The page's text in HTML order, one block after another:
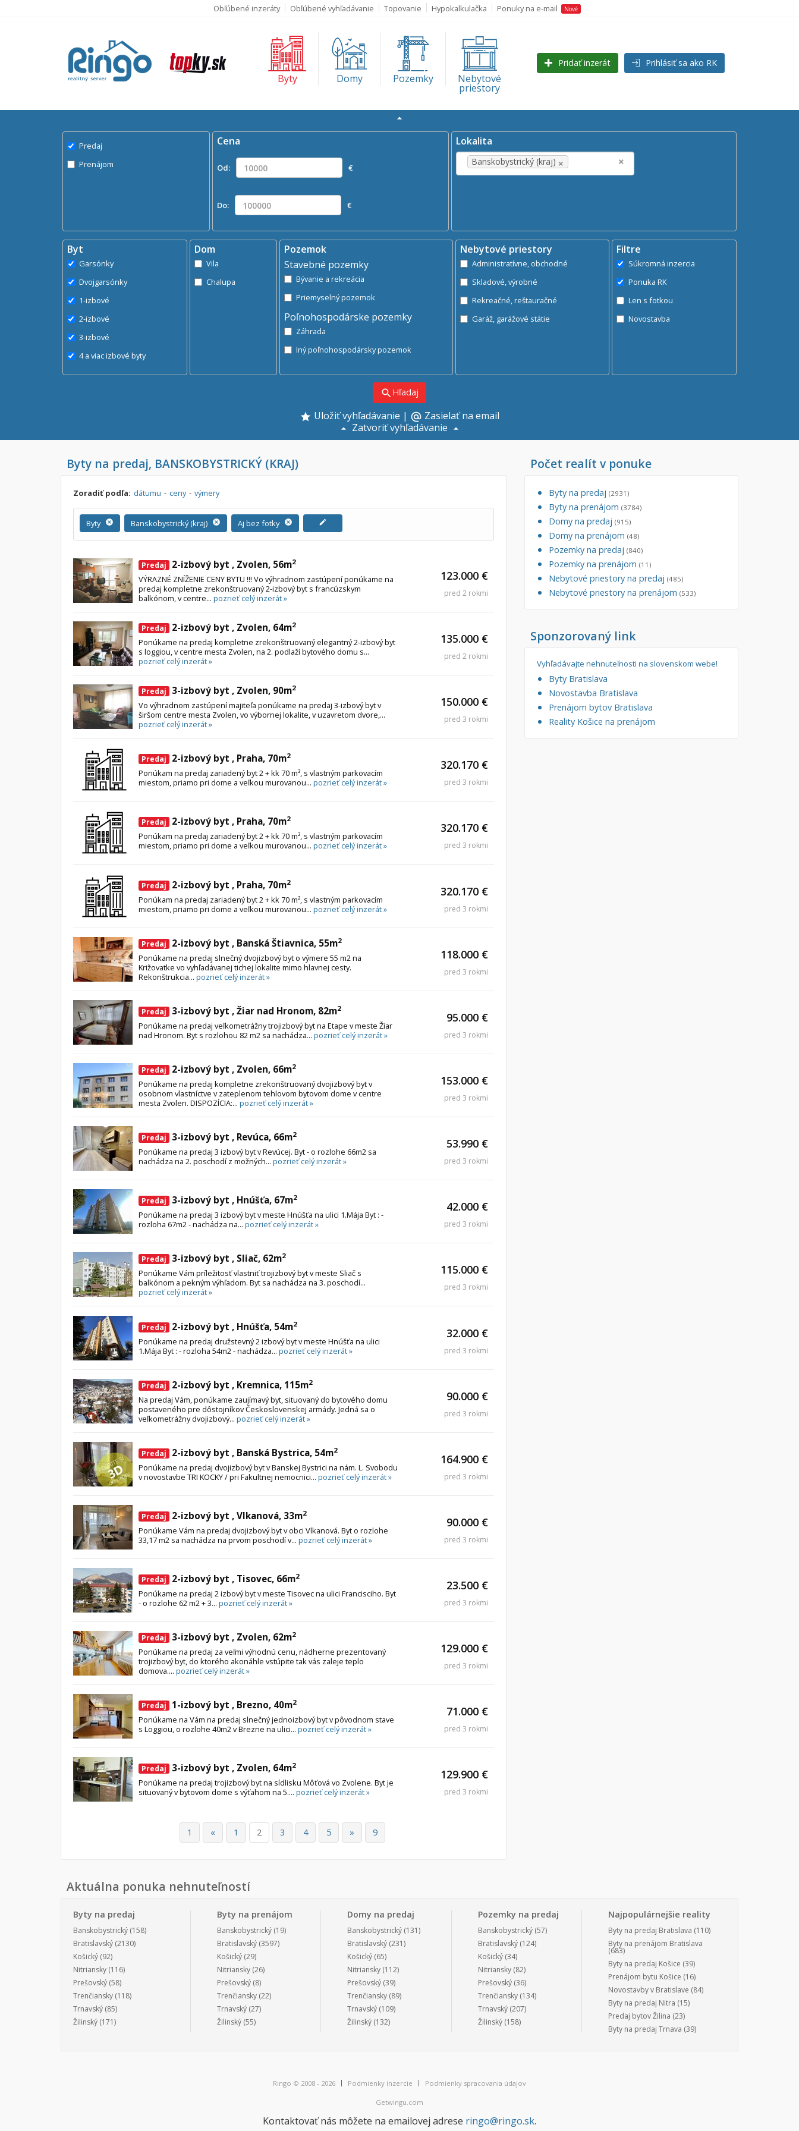
Obľúbené inzeráty Obľúbené vyhľadávanie Topovanie Hypokalkulačka Ponuky na e-mail Nové
Byty Domy Pozemky Nebytové
priestory
Pridať inzerát Prihlásiť sa ako RK
Byty na Predaj Prenájom ×
Banskobystrický (kraj) Hľadaj
Predaj
Prenájom
Cena
Od: €
Do: €
Lokalita
×
×
Banskobystrický (kraj)
Byt
Garsónky
Dvojgarsónky
1-izbové
2-izbové
3-izbové
4 a viac izbové byty
Dom
Vila
Chalupa
Pozemok
Stavebné pozemky
Bývanie a rekreácia
Priemyselný pozemok
Poľnohospodárske pozemky
Záhrada
Iný poľnohospodársky pozemok
Nebytové priestory
Administratívne, obchodné
Skladové, výrobné
Rekreačné, reštauračné
Garáž, garážové státie
Filtre
Súkromná inzercia
Ponuka RK
Len s fotkou
Novostavba
search Hľadaj
Uložiť vyhľadávanie | alternate_email Zasielať na email
Zatvoriť vyhľadávanie
Byty na predaj, BANSKOBYSTRICKÝ (KRAJ)
Zoradiť podľa: dátumu - ceny - výmery
Byty cancel Banskobystrický (kraj) cancel Aj bez fotky cancel edit
Predaj 2-izbový byt , Zvolen, 56m2
VÝRAZNÉ ZNÍŽENIE CENY BYTU !!! Vo výhradnom zastúpení ponúkame na
predaj kompletne zrekonštruovaný 2-izbový byt s francúzskym
balkónom, v centre... pozrieť celý inzerát »
123.000 €
pred 2 rokmi
Predaj 2-izbový byt , Zvolen, 64m2
Ponúkame na predaj kompletne zrekonštruovaný elegantný 2-izbový byt
s loggiou, v centre mesta Zvolen, na 2. podlaží bytového domu s...
pozrieť celý inzerát »
135.000 €
pred 2 rokmi
Predaj 3-izbový byt , Zvolen, 90m2
Vo výhradnom zastúpení majiteľa ponúkame na predaj 3-izbový byt v
širšom centre mesta Zvolen, vo výbornej lokalite, v uzavretom dvore,...
pozrieť celý inzerát »
150.000 €
pred 3 rokmi
Predaj 2-izbový byt , Praha, 70m2
Ponúkam na predaj zariadený byt 2 + kk 70 m², s vlastným parkovacím
miestom, priamo pri dome a veľkou murovanou... pozrieť celý inzerát »
320.170 €
pred 3 rokmi
Predaj 2-izbový byt , Praha, 70m2
Ponúkam na predaj zariadený byt 2 + kk 70 m², s vlastným parkovacím
miestom, priamo pri dome a veľkou murovanou... pozrieť celý inzerát »
320.170 €
pred 3 rokmi
Predaj 2-izbový byt , Praha, 70m2
Ponúkam na predaj zariadený byt 2 + kk 70 m², s vlastným parkovacím
miestom, priamo pri dome a veľkou murovanou... pozrieť celý inzerát »
320.170 €
pred 3 rokmi
Predaj 2-izbový byt , Banská Štiavnica, 55m2
Ponúkame na predaj slnečný dvojizbový byt o výmere 55 m2 na
Križovatke vo vyhľadávanej tichej lokalite mimo hlavnej cesty.
Rekonštrukcia... pozrieť celý inzerát »
118.000 €
pred 3 rokmi
Predaj 3-izbový byt , Žiar nad Hronom, 82m2
Ponúkame na predaj veľkometrážny trojizbový byt na Etape v meste Žiar
nad Hronom. Byt s rozlohou 82 m2 sa nachádza... pozrieť celý inzerát »
95.000 €
pred 3 rokmi
Predaj 2-izbový byt , Zvolen, 66m2
Ponúkame na predaj kompletne zrekonštruovaný dvojizbový byt v
osobnom vlastníctve v zateplenom tehlovom bytovom dome v centre
mesta Zvolen. DISPOZÍCIA:... pozrieť celý inzerát »
153.000 €
pred 3 rokmi
Predaj 3-izbový byt , Revúca, 66m2
Ponúkame na predaj 3 izbový byt v Revúcej. Byt - o rozlohe 66m2 sa
nachádza na 2. poschodí z možných... pozrieť celý inzerát »
53.990 €
pred 3 rokmi
Predaj 3-izbový byt , Hnúšťa, 67m2
Ponúkame na predaj 3 izbový byt v meste Hnúšťa na ulici 1.Mája Byt : -
rozloha 67m2 - nachádza na... pozrieť celý inzerát »
42.000 €
pred 3 rokmi
Predaj 3-izbový byt , Sliač, 62m2
Ponúkame Vám príležitosť vlastniť trojizbový byt v meste Sliač s
balkónom a pekným výhľadom. Byt sa nachádza na 3. poschodí...
pozrieť celý inzerát »
115.000 €
pred 3 rokmi
Predaj 2-izbový byt , Hnúšťa, 54m2
Ponúkame na predaj družstevný 2 izbový byt v meste Hnúšťa na ulici
1.Mája Byt : - rozloha 54m2 - nachádza... pozrieť celý inzerát »
32.000 €
pred 3 rokmi
Predaj 2-izbový byt , Kremnica, 115m2
Na predaj Vám, ponúkame zaujímavý byt, situovaný do bytového domu
postaveného pre dôstojníkov Československej armády. Jedná sa o
veľkometrážny dvojizbový... pozrieť celý inzerát »
90.000 €
pred 3 rokmi
Predaj 2-izbový byt , Banská Bystrica, 54m2
Ponúkame na predaj dvojizbový byt v Banskej Bystrici na nám. L. Svobodu
v novostavbe TRI KOCKY / pri Fakultnej nemocnici... pozrieť celý inzerát »
164.900 €
pred 3 rokmi
Predaj 2-izbový byt , Vlkanová, 33m2
Ponúkame Vám na predaj dvojizbový byt v obci Vlkanová. Byt o rozlohe
33,17 m2 sa nachádza na prvom poschodí v... pozrieť celý inzerát »
90.000 €
pred 3 rokmi
Predaj 2-izbový byt , Tisovec, 66m2
Ponúkame na predaj 2 izbový byt v meste Tisovec na ulici Francisciho. Byt
- o rozlohe 62 m2 + 3... pozrieť celý inzerát »
23.500 €
pred 3 rokmi
Predaj 3-izbový byt , Zvolen, 62m2
Ponúkame na predaj za veľmi výhodnú cenu, nádherne prezentovaný
trojizbový byt, do ktorého akonáhle vstúpite tak vás zaleje teplo
domova.... pozrieť celý inzerát »
129.000 €
pred 3 rokmi
Predaj 1-izbový byt , Brezno, 40m2
Ponúkame na Vám na predaj slnečný jednoizbový byt v pôvodnom stave
s Loggiou, o rozlohe 40m2 v Brezne na ulici... pozrieť celý inzerát »
71.000 €
pred 3 rokmi
Predaj 3-izbový byt , Zvolen, 64m2
Ponúkame na predaj trojizbový byt na sídlisku Môťová vo Zvolene. Byt je
situovaný v bytovom dome s výťahom na 5.... pozrieť celý inzerát »
129.900 €
pred 3 rokmi
1 « 1 2 3 4 5 » 9
Počet realít v ponuke
Byty na predaj (2931)
Byty na prenájom (3784)
Domy na predaj (915)
Domy na prenájom (48)
Pozemky na predaj (840)
Pozemky na prenájom (11)
Nebytové priestory na predaj (485)
Nebytové priestory na prenájom (533)
Sponzorovaný link
Vyhľadávajte nehnuteľnosti na slovenskom webe!
Byty Bratislava
Novostavba Bratislava
Prenájom bytov Bratislava
Reality Košice na prenájom
Aktuálna ponuka nehnuteľností
Byty na predaj
Banskobystrický (158)
Bratislavský (2130)
Košický (92)
Nitriansky (116)
Prešovský (58)
Trenčiansky (118)
Trnavský (85)
Žilinský (171)
Byty na prenájom
Banskobystrický(19)
Bratislavský(3597)
Košický(29)
Nitriansky(26)
Prešovský(8)
Trenčiansky(22)
Trnavský(27)
Žilinský(55)
Domy na predaj
Banskobystrický (131)
Bratislavský (231)
Košický (65)
Nitriansky (112)
Prešovský (39)
Trenčiansky (89)
Trnavský (109)
Žilinský (132)
Pozemky na predaj
Banskobystrický(57)
Bratislavský(124)
Košický(34)
Nitriansky(82)
Prešovský(36)
Trenčiansky(134)
Trnavský(207)
Žilinský(158)
Najpopulárnejšie reality
Byty na predaj Bratislava (110)
Byty na prenájom Bratislava
(683)
Byty na predaj Košice (39)
Prenájom bytu Košice (16)
Novostavby v Bratislave (84)
Byty na predaj Nitra (15)
Predaj bytov Žilina (23)
Byty na predaj Trnava (39)
Ringo © 2008 - 2026 Podmienky inzercie Podmienky spracovania údajov
Getwingu.com
Kontaktovať nás môžete na emailovej adrese ringo@ringo.sk.